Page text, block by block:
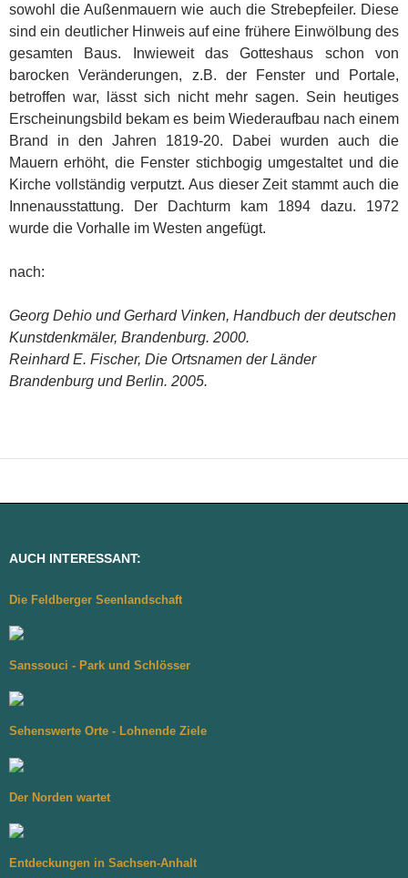
sowohl die Außenmauern wie auch die Strebepfeiler. Diese
sind ein deutlicher Hinweis auf eine frühere Einwölbung des
gesamten Baus. Inwieweit das Gotteshaus schon von
barocken Veränderungen, z.B. der Fenster und Portale,
betroffen war, lässt sich nicht mehr sagen. Sein heutiges
Erscheinungsbild bekam es beim Wiederaufbau nach einem
Brand in den Jahren 1819-20. Dabei wurden auch die
Mauern erhöht, die Fenster stichbogig umgestaltet und die
Kirche vollständig verputzt. Aus dieser Zeit stammt auch die
Innenausstattung. Der Dachturm kam 1894 dazu. 1972
wurde die Vorhalle im Westen angefügt.
nach:
Georg Dehio und Gerhard Vinken, Handbuch der deutschen
Kunstdenkmäler, Brandenburg. 2000.
Reinhard E. Fischer, Die Ortsnamen der Länder
Brandenburg und Berlin. 2005.
AUCH INTERESSANT:
Die Feldberger Seenlandschaft
Sanssouci - Park und Schlösser
Sehenswerte Orte - Lohnende Ziele
Der Norden wartet
Entdeckungen in Sachsen-Anhalt